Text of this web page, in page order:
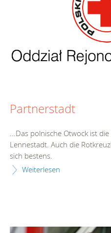
Partnerstadt
...Das polnische Otwock ist
Lennestadt . Auch die
sich bestens.
Weiterlesen